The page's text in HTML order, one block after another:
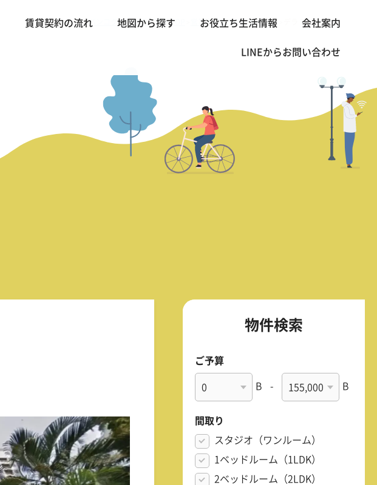
賃貸契約の流れ 地図から探す お役立ち生活情報 会社案内
LINEからお問い合わせ
バンコクの不動産・賃貸 TOP 営業本部長の熱血レビュー デラ マンション
物件検索
ご予算
B - B
間取り
スタジオ（ワンルーム）
1ベッドルーム（1LDK）
2ベッドルーム（2LDK）